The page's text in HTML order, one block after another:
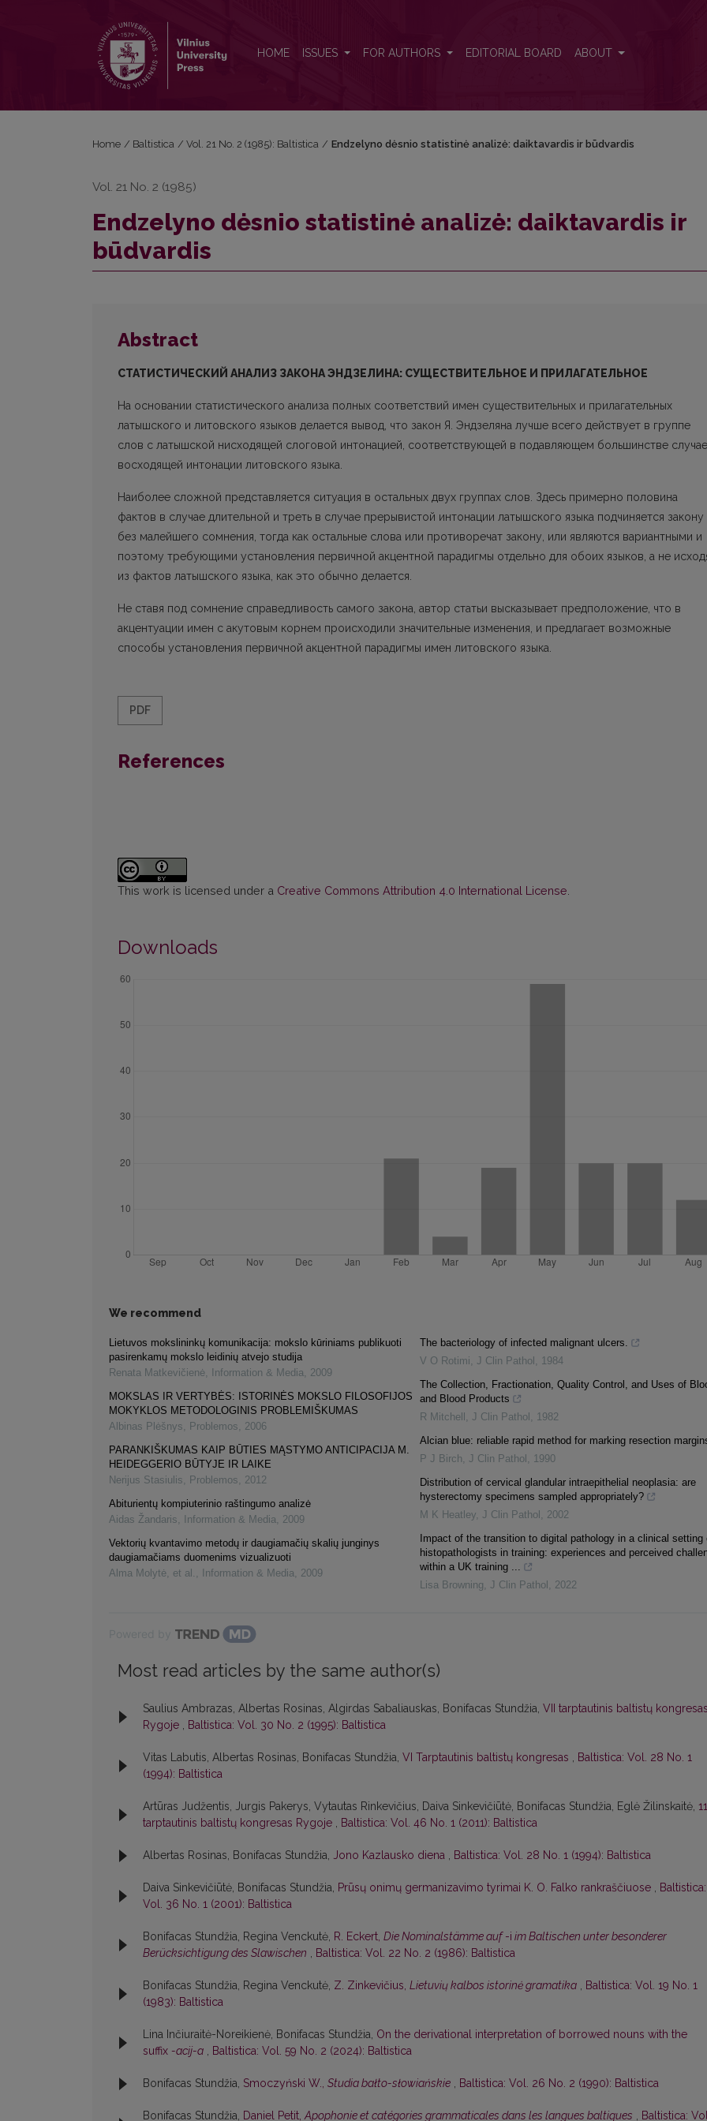
HOME ISSUES FOR AUTHORS EDITORIAL BOARD ABOUT
Home / Baltistica / Vol. 21 No. 2 (1985): Baltistica / Endzelyno dėsnio statistinė analizė: daiktavardis ir būdvardis
Vol. 21 No. 2 (1985)
Endzelyno dėsnio statistinė analizė: daiktavardis ir
būdvardis
Abstract
СТАТИСТИЧЕСКИЙ АНАЛИЗ ЗАКОНА ЭНДЗЕЛИНА: СУЩЕСТВИТЕЛЬНОЕ И ПРИЛАГАТЕЛЬНОЕ
На основании статистического анализа полных соответствий имен существительных и прилагательных
латышского и литовского языков делается вывод, что закон Я. Эндзеляна лучше всего действует в группе
слов с латышской нисходящей слоговой интонацией, соответствующей в подавляющем большинстве
восходящей интонации литовского языка.
Наиболее сложной представляется ситуация в остальных двух группах слов. Здесь при­мерно половина
фактов в случае длительной и треть в случае прерывистой интонации ла­тышского языка подчиняется закону
без малейшего сомнения, тогда как остальные слова или противоречат закону, или являются вариантными и
поэтому требующими установления первичной акцентной парадигмы отдельно для обоих языков, а не
из фактов латыш­ского языка, как это обычно делается.
Не ставя под сомнение справедливость самого закона, автор статьи высказывает пред­положение, что в
акцентуации имен с акутовым корнем происходили значительные измене­ния, и предлагает возможные
способы установления первичной акцентной парадигмы имен литовского языка.
PDF
References
This work is licensed under a Creative Commons Attribution 4.0 International License
Downloads
We recommend
Lietuvos mokslininkų komunikacija: mokslo kūriniams publikuoti
pasirenkamų mokslo leidinių atvejo studija
Renata Matkevičienė, Information & Media, 2009
MOKSLAS IR VERTYBĖS: ISTORINĖS MOKSLO FILOSOFIJOS
MOKYKLOS METODOLOGINIS PROBLEMIŠKUMAS
Albinas Plėšnys, Problemos, 2006
PARANKIŠKUMAS KAIP BŪTIES MĄSTYMO ANTICIPACIJA M.
HEIDEGGERIO BŪTYJE IR LAIKE
Nerijus Stasiulis, Problemos, 2012
Abiturientų kompiuterinio raštingumo analizė
Aidas Žandaris, Information & Media, 2009
Vektorių kvantavimo metodų ir daugiamačių skalių junginys
daugiamačiams duomenims vizualizuoti
Alma Molytė, et al. , Information & Media, 2009
The bacteriology of infected malignant ulcers.
V O Rotimi, J Clin Pathol , 1984
The Collection, Fractionation, Quality Control, and Uses of
and Blood Products
R Mitchell , J Clin Pathol , 1982
Alcian blue: reliable rapid method for marking resection
P J Birch, J Clin Pathol , 1990
Distribution of cervical glandular intraepithelial neoplasia: are
hysterectomy specimens sampled appropriately?
M K Heatley, J Clin Pathol , 2002
Impact of the transition to digital pathology in a clinical setting
histopathologists in training: experiences and perceived
within a UK training ...
Lisa Browning, J Clin Pathol , 2022
Most read articles by the same author(s)
Saulius Ambrazas, Albertas Rosinas, Algirdas Sabaliauskas, Bonifacas Stundžia, VII tarptautinis baltistų
Rygoje , Baltistica: Vol. 30 No. 2 (1995): Baltistica
Vitas Labutis, Albertas Rosinas, Bonifacas Stundžia, VI Tarptautinis baltistų kongresas , Baltistica: Vol. 28 No. 1
(1994): Baltistica
Artūras Judžentis, Jurgis Pakerys, Vytautas Rinkevičius, Daiva Sinkevičiūtė, Bonifacas Stundžia, Eglė Žilinskaitė, 11
tarptautinis baltistų kongresas Rygoje , Baltistica: Vol. 46 No. 1 (2011): Baltistica
Albertas Rosinas, Bonifacas Stundžia, Jono Kazlausko diena , Baltistica: Vol. 28 No. 1 (1994): Baltistica
Daiva Sinkevičiūtė, Bonifacas Stundžia, Prūsų onimų germanizavimo tyrimai K. O. Falko rankraščiuose , Baltistica:
Vol. 36 No. 1 (2001): Baltistica
Bonifacas Stundžia, Regina Venckutė, R. Eckert, Die Nominalstämme auf-i im Baltischen unter besonderer
Berücksichtigung des Slawischen , Baltistica: Vol. 22 No. 2 (1986): Baltistica
Bonifacas Stundžia, Regina Venckutė, Z. Zinkevičius, Lietuvių kalbos istorinė gramatika , Baltistica: Vol. 19 No. 1
(1983): Baltistica
Lina Inčiuraitė-Noreikienė, Bonifacas Stundžia, On the derivational interpretation of borrowed nouns with the
suffix -acij-a , Baltistica: Vol. 59 No. 2 (2024): Baltistica
Bonifacas Stundžia, Smoczyński W., Studia bałto-słowiańskie , Baltistica: Vol. 26 No. 2 (1990): Baltistica
Bonifacas Stundžia, Daniel Petit,Apophonie et catégories grammaticales dans les langues baltiques , Baltistica: